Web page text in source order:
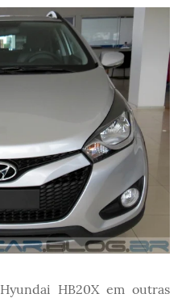
HB20X em outras